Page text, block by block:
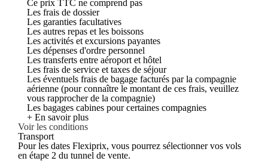
Ce prix TTC ne comprend pas
Les frais de dossier
Les garanties facultatives
Les autres repas et les boissons
Les activités et excursions payantes
Les dépenses d'ordre personnel
Les transferts entre aéroport et hôtel
Les frais de service et taxes de séjour
Les éventuels frais de bagage facturés par la compagnie
aérienne (pour connaître le montant de ces frais, veuillez
vous rapprocher de la compagnie)
Les bagages cabines pour certaines compagnies
+ En savoir plus
Voir les conditions
Transport
Pour les dates Flexiprix, vous pourrez sélectionner vos vols
en étape 2 du tunnel de vente.